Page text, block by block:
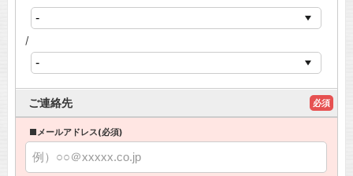
/
ご連絡先 必須
■メールアドレス(必須)